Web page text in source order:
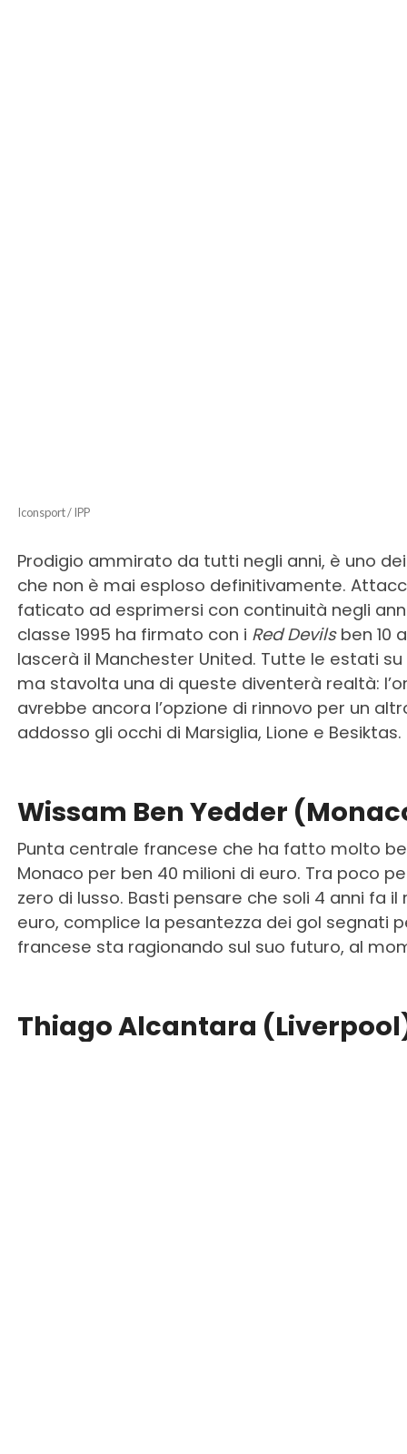
Iconsport / IPP
Prodigio ammirato da tutti negli anni, è uno
che non è mai esploso definitivamente.
faticato ad esprimersi con continuità negli
classe 1995 ha firmato con i Red Devilsben 10
lascerà il Manchester United. Tutte le estati
ma stavolta una di queste diventerà realtà:
avrebbe ancora l’opzione di rinnovo per un
addosso gli occhi di Marsiglia, Lione e Besiktas.
Wissam Ben Yedder
Punta centrale francese che ha fatto molto
Monaco per ben 40 milioni di euro. Tra poco
zero di lusso. Basti pensare che soli 4 anni fa
euro, complice la pesantezza dei gol segnati
francese sta ragionando sul suo futuro, al
Thiago Alcantara